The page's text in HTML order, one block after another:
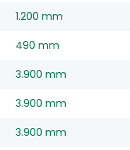
1.200 mm
490 mm
3.900 mm
3.900 mm
3.900 mm